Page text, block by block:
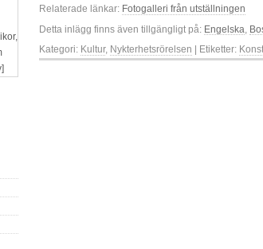
Relaterade länkar: Fotogalleri från utställningen
Detta inlägg finns även tillgängligt på: Engelska
Kategori: Kultur, Nykterhetsrörelsen | Etiketter: Konst